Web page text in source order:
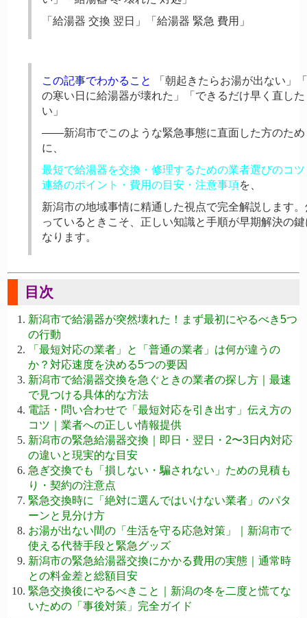
「給湯器 交換 翌日」「給湯器 緊急 費用」
この記事でわかること
「朝起きたらお湯が出ない」
の寒い日に給湯器が壊れた」「できるだけ早く直した
い」
——新潟市でこのような緊急事態に直面した方のため
に、
最短で給湯器を交換・修理するための業者選びのコ
連絡のポイント・費用の目安・注意事項を、
新潟市の地域事情に精通した視点で完全解説します
っているときこそ、正しい知識と手順が早期解決の
なります。
目次
新潟市で給湯器が突然壊れた！まず最初にやるべき5つ
の行動
「最短対応の業者」と「普通の業者」は何が違うの
か？対応速度を決める5つの要因
新潟市で給湯器交換を急ぐときの業者の探し方｜最速
で見つける具体的な方法
電話・問い合わせで「最短対応を引き出す」伝え方の
コツ｜業者への正しい情報提供
新潟市の緊急給湯器交換｜即日・翌日・2〜3日内対応
の違いと現実的な目安
急ぎ交換でも「損しない・騙されない」ための見積も
り・契約の注意点
緊急交換時に「絶対に選んではいけない業者」のパタ
ーンと見分け方
お湯が出ない間の「生活を守る応急対策」｜新潟市で
使える代替手段と緊急グッズ
新潟市の緊急給湯器交換にかかる費用の実態｜通常時
との料金差と総額目安
緊急交換後にやるべきこと｜新潟の冬を二度と慌てな
いための「事後対策」完全ガイド